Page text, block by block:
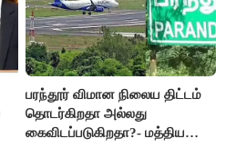
பரந்தூர் விமான நிலைய திட்டம்
தொடர்கிறதா அல்லது
கைவிடப்படுகிறதா?- மத்திய